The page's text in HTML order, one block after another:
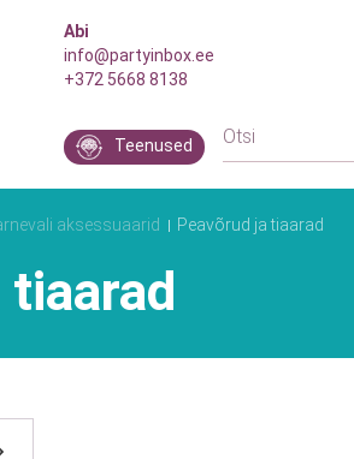
Abi
info@partyinbox.ee
+372 5668 8138
Teenused
aksessuaarid Peavõrud ja tiaarad